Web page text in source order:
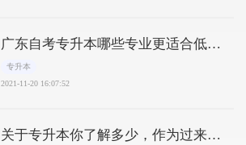
广东自考专升本哪些专业更适合低学
历者?
专升本
2021-11-20 16:07:52
关于专升本你了解多少，作为过来人